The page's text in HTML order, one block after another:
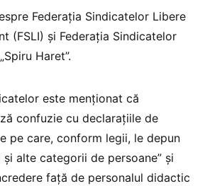
Federația Sindicatelor Libere
(FSLI) și Federația Sindicatelor
Haret”.
este menționat că
confuzie cu declarațiile de
pe care, conform legii, le depun
alte categorii de persoane” și
față de personalul didactic